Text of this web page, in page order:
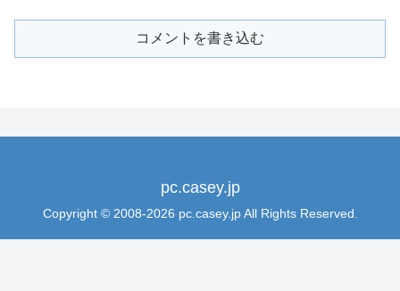
コメントを書き込む
pc.casey.jp
Copyright © 2008-2026 pc.casey.jp All Rights Reserved.